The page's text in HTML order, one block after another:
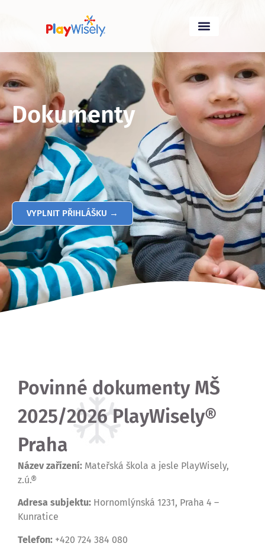
Dokumenty
VYPLNIT PŘIHLÁŠKU →
Povinné dokumenty MŠ
2025/2026 PlayWisely®
Praha
Název zařízení: Mateřská škola a jesle PlayWisely,
z.ú.®
Adresa subjektu: Hornomlýnská 1231, Praha 4 –
Kunratice
Telefon: +420 724 384 080